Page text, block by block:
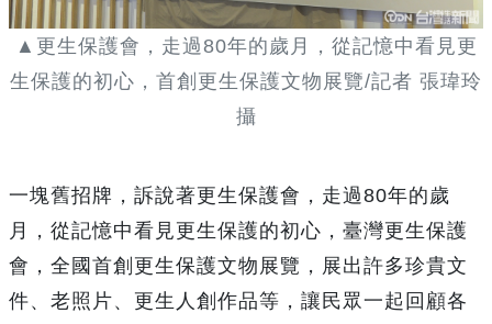
▲更生保護會，走過80年的歲月，從記憶中看見更
生保護的初心，首創更生保護文物展覽/記者 張瑋玲
攝
一塊舊招牌，訴說著更生保護會，走過80年的歲
月，從記憶中看見更生保護的初心，臺灣更生保護
會，全國首創更生保護文物展覽，展出許多珍貴文
件、老照片、更生人創作品等，讓民眾一起回顧各